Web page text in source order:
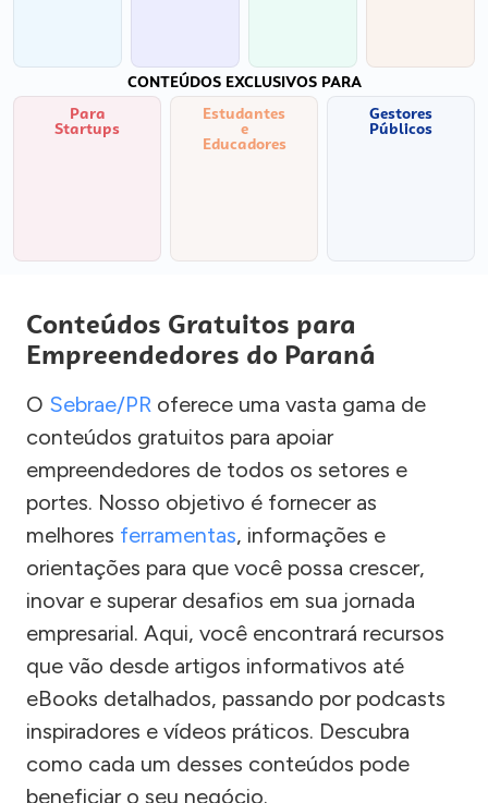
CONTEÚDOS EXCLUSIVOS PARA
Para
Startups
Estudantes
e
Educadores
Gestores
Públicos
Conteúdos Gratuitos para
Empreendedores do Paraná
O Sebrae/PR oferece uma vasta gama de
conteúdos gratuitos para apoiar
empreendedores de todos os setores e
portes. Nosso objetivo é fornecer as
melhores ferramentas, informações e
orientações para que você possa crescer,
inovar e superar desafios em sua jornada
empresarial. Aqui, você encontrará recursos
que vão desde artigos informativos até
eBooks detalhados, passando por podcasts
inspiradores e vídeos práticos. Descubra
como cada um desses conteúdos pode
beneficiar o seu negócio.